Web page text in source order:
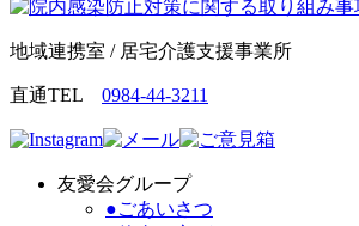
地域連携室 / 居宅介護支援事業所
直通TEL 0984-44-3211
友愛会グループ
●ごあいさつ